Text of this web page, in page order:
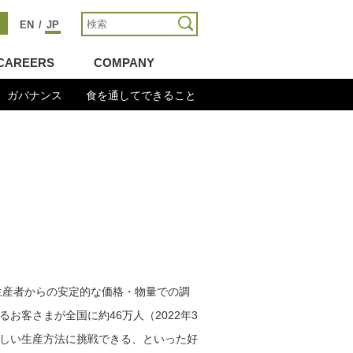
EN / JP
ガバナンス 食を通してできること
COMPANY
者からの安定的な価格・物量での調
お客さまが全国に約46万人（2022年3
い生産方法に挑戦できる、といった好